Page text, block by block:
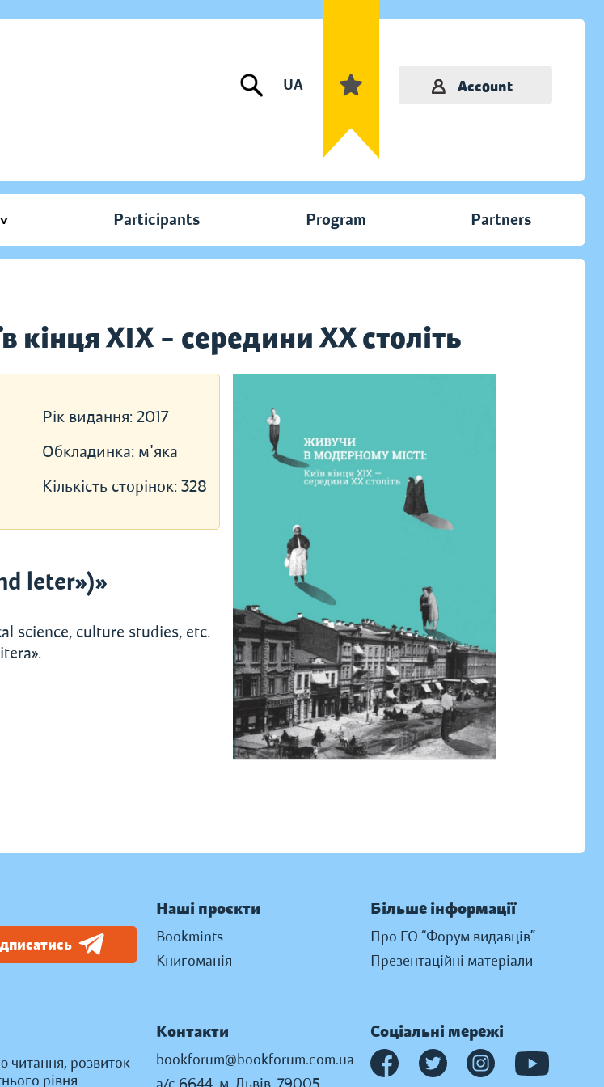
UA Account
Participants Program Partners
ХІХ – середини ХХ століть
Рік видання: 2017
Обкладинка: м'яка
Кількість сторінок: 328
leter»)»
science, culture studies, etc.
читання, розвиток
рівня
Наші проєкти
Bookmints
Книгоманія
Більше інформації
Про ГО “Форум видавців”
Презентаційні матеріали
Контакти
bookforum@bookforum.com.ua
Соціальні мережі